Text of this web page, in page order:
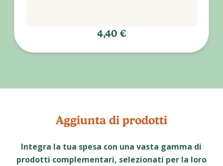
4,40 €
Aggiunta di prodotti
Integra la tua spesa con una vasta gamma di
prodotti complementari, selezionati per la loro